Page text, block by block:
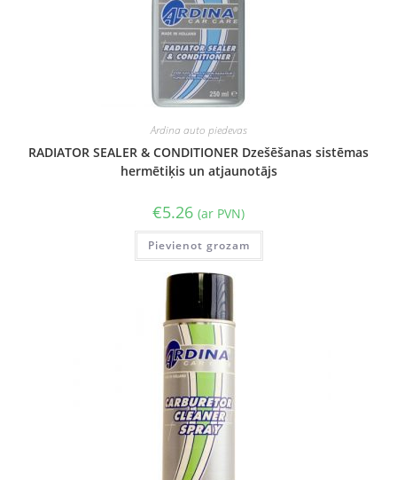
Ardina auto piedevas
RADIATOR SEALER & CONDITIONER Dzešēšanas sistēmas
hermētiķis un atjaunotājs
€5.26 (ar PVN)
Pievienot grozam